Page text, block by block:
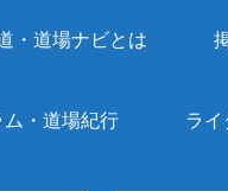
・道場ナビとは
ム・道場紀行 ライ